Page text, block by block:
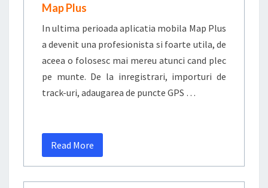
Map Plus
In ultima perioada aplicatia mobila Map Plus
a devenit una profesionista si foarte utila, de
aceea o folosesc mai mereu atunci cand plec
pe munte. De la inregistrari, importuri de
track-uri, adaugarea de puncte GPS …
Read More